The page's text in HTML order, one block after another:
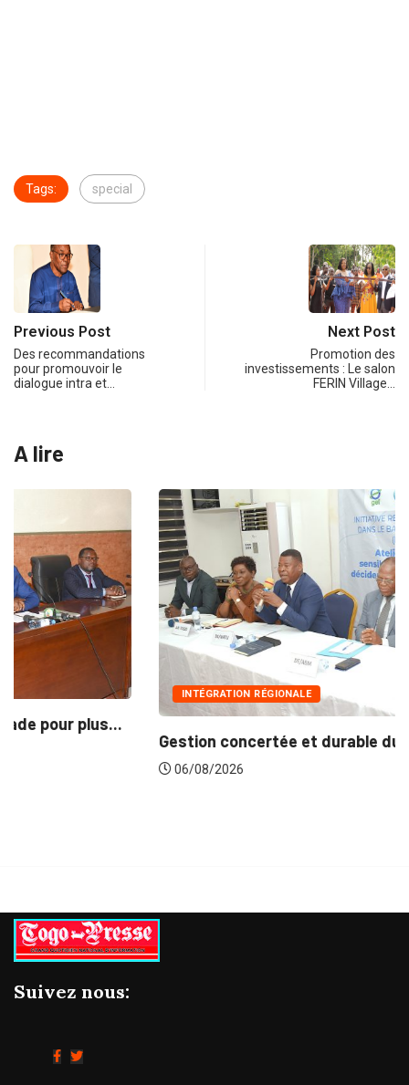
Tags: special
Previous Post
Des recommandations
pour promouvoir le
dialogue intra et…
Next Post
Promotion des
investissements : Le salon
FERIN Village…
A lire
INTÉGRATION RÉGIONALE
Gestion concertée et durable du Bassin du...
Suivez nous: